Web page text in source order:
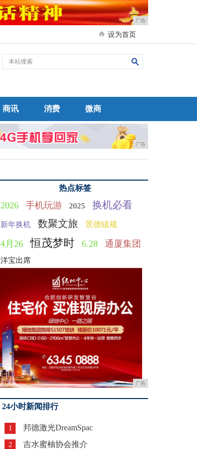
广告
设为首页
商讯 消费 微商
广告
热点标签
2026 手机玩游 2025 换机必看
新年换机 数聚文旅 景德镇规
4月26 恒茂梦时 6.28 通厦集团
洋宝出席
广告
24小时新闻排行
1 邦德激光DreamSpac
2 吉水蜜柚协会推介